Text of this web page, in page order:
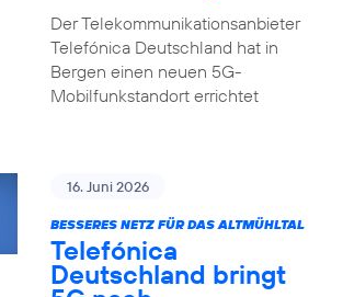
Der Telekommunikationsanbieter
Telefónica Deutschland hat in
Bergen einen neuen 5G-
Mobilfunkstandort errichtet
16. Juni 2026
BESSERES NETZ FÜR DAS ALTMÜHLTAL
Telefónica
Deutschland bringt